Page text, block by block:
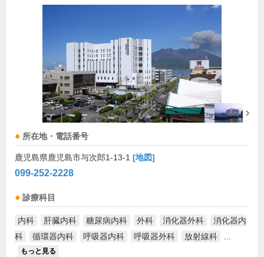
所在地・電話番号
鹿児島県鹿児島市与次郎1-13-1 [地図]
099-252-2228
診療科目
内科 肝臓内科 糖尿病内科 外科 消化器外科
消化器内
科
循環器内科 呼吸器内科 呼吸器外科 放射線科
もっと見る